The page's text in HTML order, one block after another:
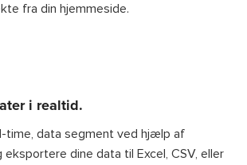
fra din hjemmeside.
i realtid.
time, data segment ved hjælp af
dine data til Excel, CSV, eller